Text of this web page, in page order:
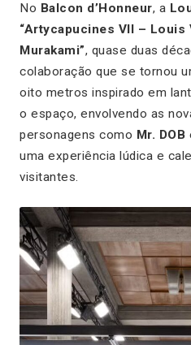
No Balcon d’Honneur, a
“Artycapucines VII – Louis
Murakami”, quase duas
colaboração que se tornou
oito metros inspirado em
o espaço, envolvendo as
personagens como Mr. DOB
uma experiência lúdica e
visitantes.